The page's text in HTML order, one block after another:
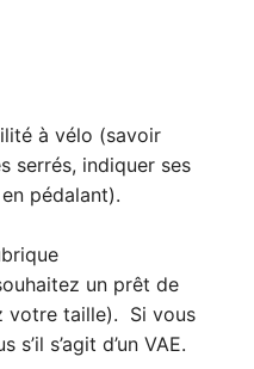
à vélo (savoir
serrés, indiquer ses
pédalant).
un prêt de
votre taille). Si vous
s’agit d’un VAE.